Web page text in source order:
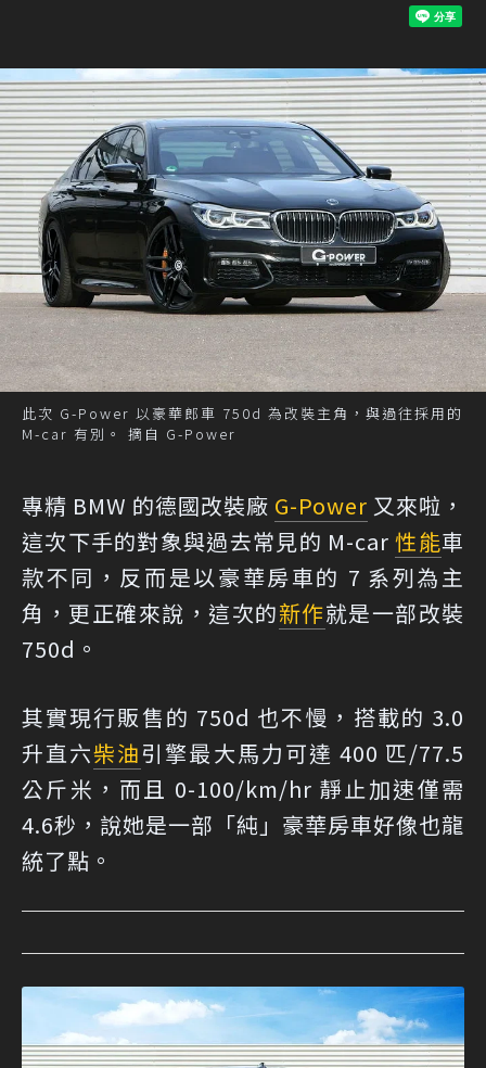
此次 G-Power 以豪華郎車 750d 為改裝主角，與過往採用的
M-car 有別。 摘自 G-Power
專精 BMW 的德國改裝廠 G-Power 又來啦，
這次下手的對象與過去常見的 M-car性能車
款不同，反而是以豪華房車的 7 系列為主
角，更正確來說，這次的新作就是一部改裝
750d。
其實現行販售的 750d 也不慢，搭載的 3.0
升直六柴油引擎最大馬力可達 400 匹/77.5
公斤米，而且 0-100/km/hr 靜止加速僅需
4.6秒，說她是一部「純」豪華房車好像也龍
統了點。